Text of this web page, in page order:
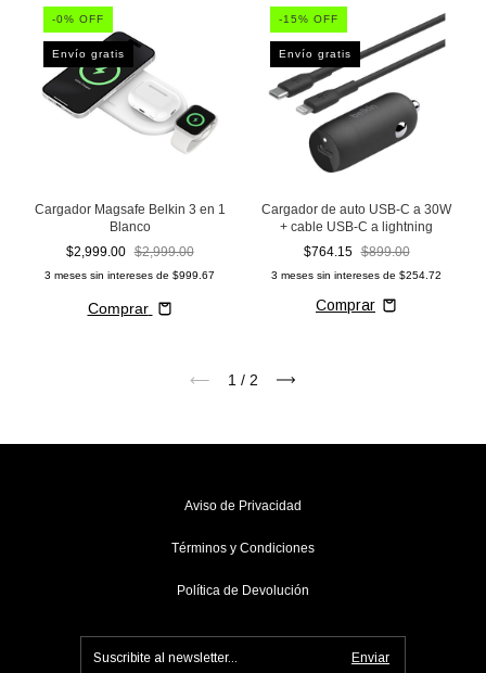
-0% OFF
Envío gratis
Cargador Magsafe Belkin 3 en 1
Blanco
$2,999.00 $2,999.00
3 meses sin intereses de $999.67
Comprar
-15% OFF
Envío gratis
Cargador de auto USB-C a 30W
+ cable USB-C a lightning
$764.15 $899.00
3 meses sin intereses de $254.72
1 / 2
Aviso de Privacidad
Términos y Condiciones
Política de Devolución